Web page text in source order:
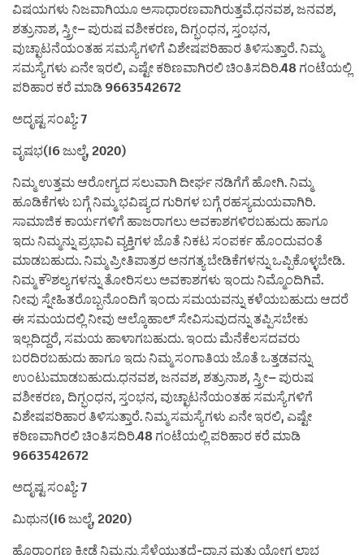
ವಿಷಯಗಳು ನಿಜವಾಗಿಯೂ ಅಸಾಧಾರಣವಾಗಿರುತ್ತವೆ.ಧನವಶ, ಜನವಶ,
ಶತ್ರುನಾಶ, ಸ್ತ್ರೀ– ಪುರುಷ ವಶೀಕರಣ, ದಿಗ್ಭಂಧನ, ಸ್ತಂಭನ,
ವುಚ್ಛಾಟನೆಯಂತಹ ಸಮಸ್ಯೆಗಳಿಗೆ ವಿಶೇಷಪರಿಹಾರ ತಿಳಿಸುತ್ತಾರೆ. ನಿಮ್ಮ
ಸಮಸ್ಯೆಗಳು ಏನೇ ಇರಲಿ, ಎಷ್ಟೇ ಕಠಿಣವಾಗಿರಲಿ ಚಿಂತಿಸದಿರಿ.48 ಗಂಟೆಯಲ್ಲಿ
ಪರಿಹಾರ ಕರೆ ಮಾಡಿ 9663542672
ಅದೃಷ್ಟ ಸಂಖ್ಯೆ: 7
ವೃಷಭ(16 ಜುಲೈ, 2020)
ನಿಮ್ಮ ಉತ್ತಮ ಆರೋಗ್ಯದ ಸಲುವಾಗಿ ದೀರ್ಘ ನಡಿಗೆಗೆ ಹೋಗಿ. ನಿಮ್ಮ
ಹೂಡಿಕೆಗಳು ಬಗ್ಗೆ ನಿಮ್ಮ ಭವಿಷ್ಯದ ಗುರಿಗಳ ಬಗ್ಗೆ ರಹಸ್ಯಮಯವಾಗಿರಿ.
ಸಾಮಾಜಿಕ ಕಾರ್ಯಗಳಿಗೆ ಹಾಜರಾಗಲು ಅವಕಾಶಗಳಿರಬಹುದು ಹಾಗೂ
ಇದು ನಿಮ್ಮನ್ನು ಪ್ರಭಾವಿ ವ್ಯಕ್ತಿಗಳ ಜೊತೆ ನಿಕಟ ಸಂಪರ್ಕ ಹೊಂದುವಂತೆ
ಮಾಡಬಹುದು. ನಿಮ್ಮ ಪ್ರೀತಿಪಾತ್ರರ ಅನಗತ್ಯ ಬೇಡಿಕೆಗಳನ್ನು ಒಪ್ಪಿಕೊಳ್ಳಬೇಡಿ.
ನಿಮ್ಮ ಕೌಶಲ್ಯಗಳನ್ನು ತೋರಿಸಲು ಅವಕಾಶಗಳು ಇಂದು ನಿಮ್ಮೊಂದಿಗಿವೆ.
ನೀವು ಸ್ನೇಹಿತರೊಬ್ಬನೊಂದಿಗೆ ಇಂದು ಸಮಯವನ್ನು ಕಳೆಯಬಹುದು ಆದರೆ
ಈ ಸಮಯದಲ್ಲಿ ನೀವು ಆಲ್ಕೊಹಾಲ್ ಸೇವಿಸುವುದನ್ನು ತಪ್ಪಿಸಬೇಕು
ಇಲ್ಲದಿದ್ದರೆ, ಸಮಯ ಹಾಳಾಗಬಹುದು. ಇಂದು ಮೆನೆಕೆಲಸದವರು
ಬರದಿರಬಹುದು ಹಾಗೂ ಇದು ನಿಮ್ಮ ಸಂಗಾತಿಯ ಜೊತೆ ಒತ್ತಡವನ್ನು
ಉಂಟುಮಾಡಬಹುದು.ಧನವಶ, ಜನವಶ, ಶತ್ರುನಾಶ, ಸ್ತ್ರೀ– ಪುರುಷ
ವಶೀಕರಣ, ದಿಗ್ಭಂಧನ, ಸ್ತಂಭನ, ವುಚ್ಛಾಟನೆಯಂತಹ ಸಮಸ್ಯೆಗಳಿಗೆ
ವಿಶೇಷಪರಿಹಾರ ತಿಳಿಸುತ್ತಾರೆ. ನಿಮ್ಮ ಸಮಸ್ಯೆಗಳು ಏನೇ ಇರಲಿ, ಎಷ್ಟೇ
ಕಠಿಣವಾಗಿರಲಿ ಚಿಂತಿಸದಿರಿ.48 ಗಂಟೆಯಲ್ಲಿ ಪರಿಹಾರ ಕರೆ ಮಾಡಿ
9663542672
ಅದೃಷ್ಟ ಸಂಖ್ಯೆ: 7
ಮಿಥುನ(16 ಜುಲೈ, 2020)
ಹೊರಾಂಗಣ ಕ್ರೀಡೆ ನಿಮ್ಮನ್ನು ಸೆಳೆಯುತ್ತದೆ-ಧ್ಯಾನ ಮತ್ತು ಯೋಗ ಲಾಭ